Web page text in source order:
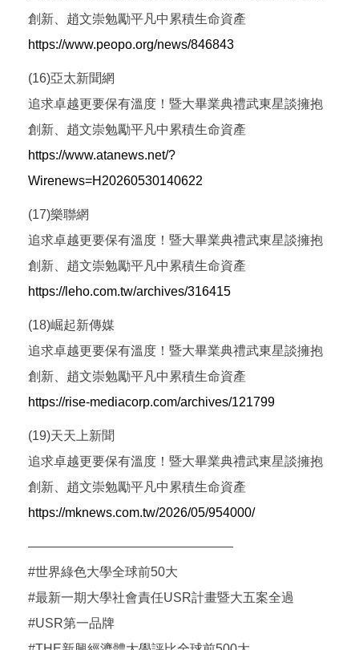
創新、趙文崇勉勵平凡中累積生命資產
https://www.peopo.org/news/846843
(16)亞太新聞網
追求卓越更要保有溫度！暨大畢業典禮武東星談擁抱
創新、趙文崇勉勵平凡中累積生命資產
https://www.atanews.net/?
Wirenews=H20260530140622
(17)樂聯網
追求卓越更要保有溫度！暨大畢業典禮武東星談擁抱
創新、趙文崇勉勵平凡中累積生命資產
https://leho.com.tw/archives/316415
(18)崛起新傳媒
追求卓越更要保有溫度！暨大畢業典禮武東星談擁抱
創新、趙文崇勉勵平凡中累積生命資產
https://rise-mediacorp.com/archives/121799
(19)天天上新聞
追求卓越更要保有溫度！暨大畢業典禮武東星談擁抱
創新、趙文崇勉勵平凡中累積生命資產
https://mknews.com.tw/2026/05/954000/
————————————————
#世界綠色大學全球前50大
#最新一期大學社會責任USR計畫暨大五案全過
#USR第一品牌